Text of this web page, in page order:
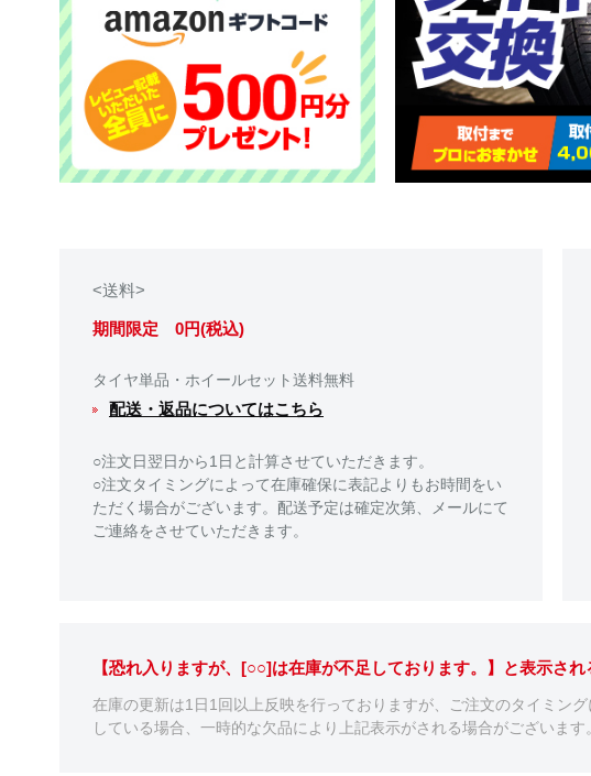
<送料>
期間限定 0円(税込)
タイヤ単品・ホイールセット送料無料
配送・返品についてはこちら
○注文日翌日から1日と計算させていただきます。
○注文タイミングによって在庫確保に表記よりもお時間をい
ただく場合がございます。配送予定は確定次第、メールにて
ご連絡をさせていただきます。
【恐れ入りますが、[○○]は在庫が不足しております。】と表示さ
在庫の更新は1日1回以上反映を行っておりますが、ご注文のタイミン
している場合、一時的な欠品により上記表示がされる場合がございます